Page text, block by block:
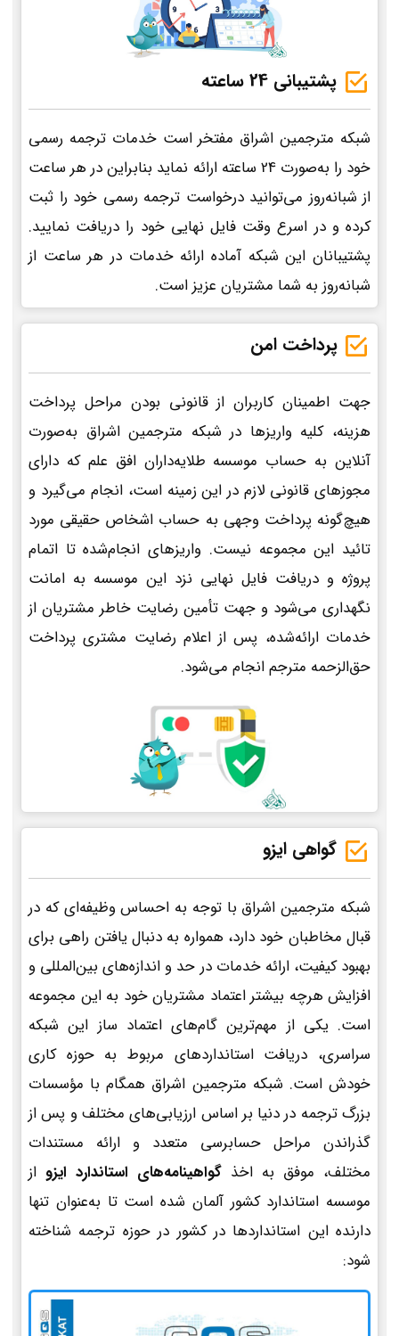
پشتیبانی 24 ساعته
شبکه مترجمین اشراق مفتخر است خدمات ترجمه رسمی
خود را به‌صورت 24 ساعته ارائه نماید بنابراین در هر ساعت
از شبانه‌روز می‌توانید درخواست ترجمه رسمی خود را ثبت
کرده و در اسرع وقت فایل نهایی خود را دریافت نمایید.
پشتیبانان این شبکه آماده ارائه خدمات در هر ساعت از
شبانه‌روز به شما مشتریان عزیز است.
پرداخت امن
جهت اطمینان کاربران از قانونی بودن مراحل پرداخت
هزینه، کلیه واریزها در شبکه مترجمین اشراق به‌صورت
آنلاین به حساب موسسه طلایه‌داران افق علم که دارای
مجوزهای قانونی لازم در این زمینه است، انجام می‌گیرد و
هیچ‌گونه پرداخت وجهی به حساب اشخاص حقیقی مورد
تائید این مجموعه نیست. واریزهای انجام‌شده تا اتمام
پروژه و دریافت فایل نهایی نزد این موسسه به امانت
نگهداری می‌شود و جهت تأمین رضایت خاطر مشتریان از
خدمات ارائه‌شده، پس از اعلام رضایت مشتری پرداخت
حق‌الزحمه مترجم انجام می‌شود.
گواهی ایزو
شبکه مترجمین اشراق با توجه به احساس وظیفه‌ای که در
قبال مخاطبان خود دارد، همواره به دنبال یافتن راهی برای
بهبود کیفیت، ارائه خدمات در حد و اندازه‌های بین‌المللی و
افزایش هرچه بیشتر اعتماد مشتریان خود به این مجموعه
است. یکی از مهم‌ترین گام‌های اعتماد ساز این شبکه
سراسری، دریافت استانداردهای مربوط به حوزه کاری
خودش است. شبکه مترجمین اشراق همگام با مؤسسات
بزرگ ترجمه در دنیا بر اساس ارزیابی‌های مختلف و پس از
گذراندن مراحل حسابرسی متعدد و ارائه مستندات
مختلف، موفق به اخذ گواهینامه‌های استاندارد ایزو از
موسسه استاندارد کشور آلمان شده است تا به‌عنوان تنها
دارنده این استانداردها در کشور در حوزه ترجمه شناخته
شود: